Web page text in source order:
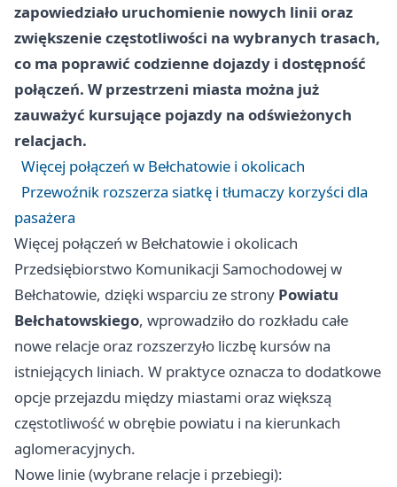
zapowiedziało uruchomienie nowych linii oraz
zwiększenie częstotliwości na wybranych trasach,
co ma poprawić codzienne dojazdy i dostępność
połączeń. W przestrzeni miasta można już
zauważyć kursujące pojazdy na odświeżonych
relacjach.
Więcej połączeń w Bełchatowie i okolicach
Przewoźnik rozszerza siatkę i tłumaczy korzyści dla
pasażera
Więcej połączeń w Bełchatowie i okolicach
Przedsiębiorstwo Komunikacji Samochodowej w
Bełchatowie, dzięki wsparciu ze strony Powiatu
Bełchatowskiego, wprowadziło do rozkładu całe
nowe relacje oraz rozszerzyło liczbę kursów na
istniejących liniach. W praktyce oznacza to dodatkowe
opcje przejazdu między miastami oraz większą
częstotliwość w obrębie powiatu i na kierunkach
aglomeracyjnych.
Nowe linie (wybrane relacje i przebiegi):